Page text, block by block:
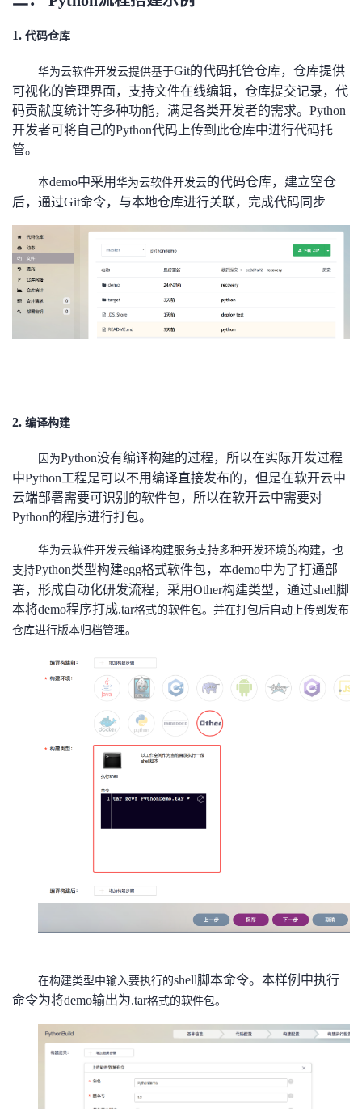
1. 代码仓库
华为云软件开发云提供基于Git的代码托管仓库，仓库提供
可视化的管理界面，支持文件在线编辑，仓库提交记录，代
码贡献度统计等多种功能，满足各类开发者的需求。Python
开发者可将自己的Python代码上传到此仓库中进行代码托
管。
本demo中采用 华为云软件开发云的代码仓库，建立空仓
后，通过Git命令，与本地仓库进行关联，完成代码同步
2. 编译构建
因为Python没有编译构建的过程，所以在实际开发过程
中Python工程是可以不用编译直接发布的，但是在软开云中
云端部署需要可识别的软件包，所以在软开云中需要对
Python的程序进行打包。
华为云软件开发云编译构建服务支持多种开发环境的构建，也
支持Python类型构建egg格式软件包，本demo中为了打通部
署，形成自动化研发流程，采用Other构建类型，通过shell脚
本将demo程序打成.tar格式的软件包。并在打包后自动上传到发布
仓库进行版本归档管理。
在构建类型中输入要执行的shell脚本命令。本样例中执行
命令为将demo输出为.tar格式的软件包。